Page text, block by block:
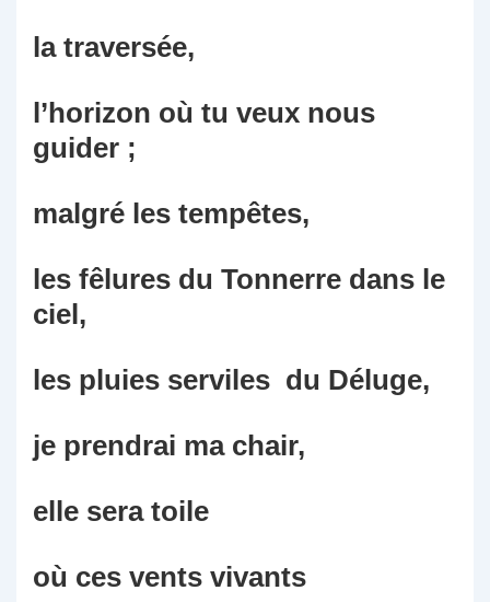
la traversée,
l’horizon où tu veux nous
guider ;
malgré les tempêtes,
les fêlures du Tonnerre dans le
ciel,
les pluies serviles du Déluge,
je prendrai ma chair,
elle sera toile
où ces vents vivants